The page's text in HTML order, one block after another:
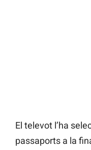
El televot l’ha
passaports a la